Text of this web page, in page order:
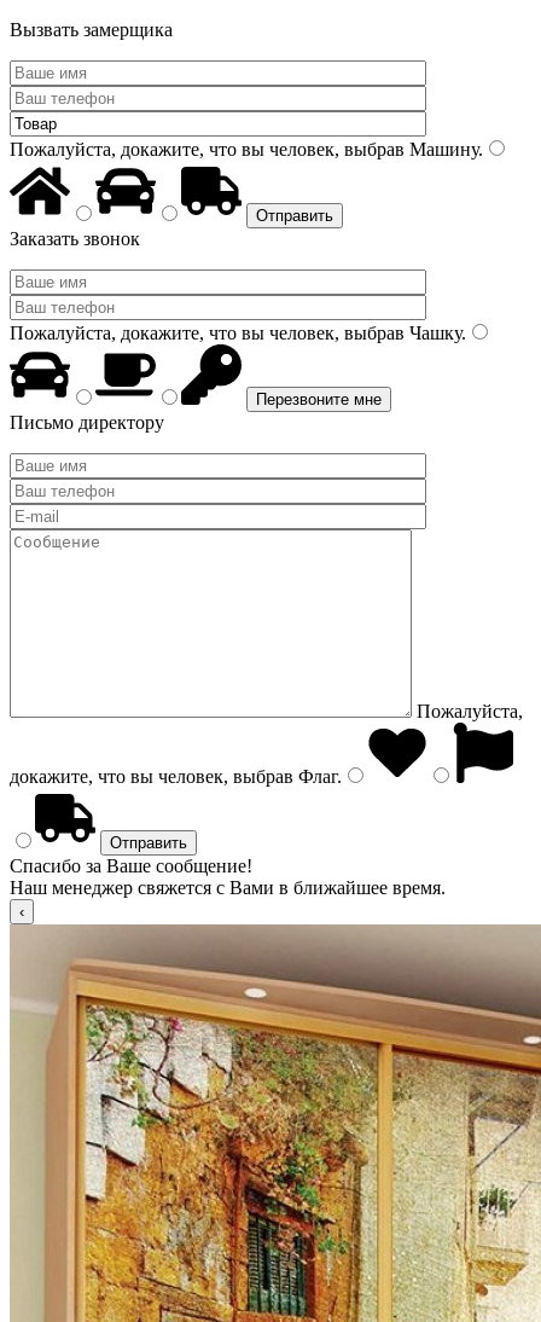
Вызвать замерщика
Пожалуйста, докажите, что вы человек, выбрав Машину.
Заказать звонок
Пожалуйста, докажите, что вы человек, выбрав Чашку.
Письмо директору
Пожалуйста,
докажите, что вы человек, выбрав Флаг.
Спасибо за Ваше сообщение!
Наш менеджер свяжется с Вами в ближайшее время.